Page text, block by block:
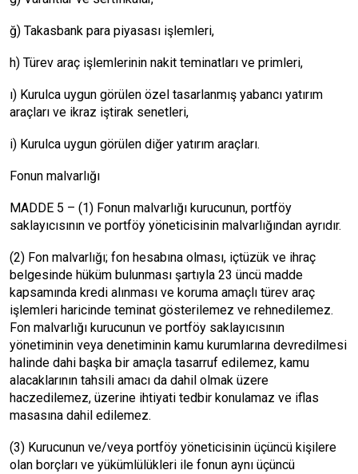
ğ) Takasbank para piyasası işlemleri,
h) Türev araç işlemlerinin nakit teminatları ve primleri,
ı) Kurulca uygun görülen özel tasarlanmış yabancı yatırım
araçları ve ikraz iştirak senetleri,
i) Kurulca uygun görülen diğer yatırım araçları.
Fonun malvarlığı
MADDE 5 – (1) Fonun malvarlığı kurucunun, portföy
saklayıcısının ve portföy yöneticisinin malvarlığından ayrıdır.
(2) Fon malvarlığı; fon hesabına olması, içtüzük ve ihraç
belgesinde hüküm bulunması şartıyla 23 üncü madde
kapsamında kredi alınması ve koruma amaçlı türev araç
işlemleri haricinde teminat gösterilemez ve rehnedilemez.
Fon malvarlığı kurucunun ve portföy saklayıcısının
yönetiminin veya denetiminin kamu kurumlarına devredilmesi
halinde dahi başka bir amaçla tasarruf edilemez, kamu
alacaklarının tahsili amacı da dahil olmak üzere
haczedilemez, üzerine ihtiyati tedbir konulamaz ve iflas
masasına dahil edilemez.
(3) Kurucunun ve/veya portföy yöneticisinin üçüncü kişilere
olan borçları ve yükümlülükleri ile fonun aynı üçüncü